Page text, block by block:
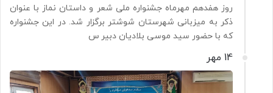
روز هفدهم مهرماه جشنواره ملی شعر و داستان نماز با عنوان
ذکر به میزبانی شهرستان شوشتر برگزار شد. در این جشنواره
که با حضور سید موسی بلادیان دبیر س
14 مهر